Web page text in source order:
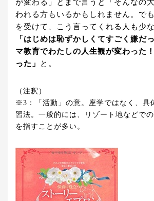
が変わる」とまで言うと「そんなの
われる方もいるかもしれません。で
を受けて、こう言ってくれる人も少
「はじめは恥ずかしくてすごく嫌だ
マ教育でわたしの人生観が変わった
った」
と。
（注釈）
※3：「活動」の意。座学ではなく、具
習法。一般的には、リゾート地などで
を指すことが多い。